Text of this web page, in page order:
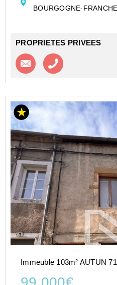
offrant une rentabilité
BOURGOGNE-
PROPRIETES PRIVEES
Contacter l'agence
Immeuble 103m² AUTUN